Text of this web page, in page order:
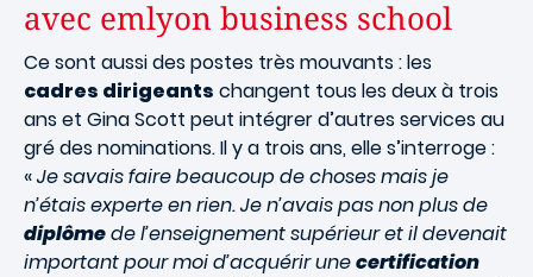
avec emlyon business school
Ce sont aussi des postes très mouvants : les
cadres dirigeants changent tous les deux à trois
ans et Gina Scott peut intégrer d’autres services au
gré des nominations. Il y a trois ans, elle s’interroge :
«Je savais faire beaucoup de choses mais je
n’étais experte en rien. Je n’avais pas non plus de
diplômede l’enseignement supérieur et il devenait
important pour moi d’acquérir unecertification